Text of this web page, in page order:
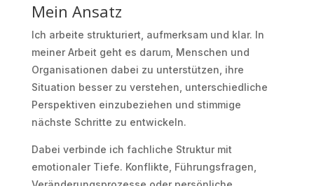
Mein Ansatz
Ich arbeite strukturiert, aufmerksam und klar. In
meiner Arbeit geht es darum, Menschen und
Organisationen dabei zu unterstützen, ihre
Situation besser zu verstehen, unterschiedliche
Perspektiven einzubeziehen und stimmige
nächste Schritte zu entwickeln.
Dabei verbinde ich fachliche Struktur mit
emotionaler Tiefe. Konflikte, Führungsfragen,